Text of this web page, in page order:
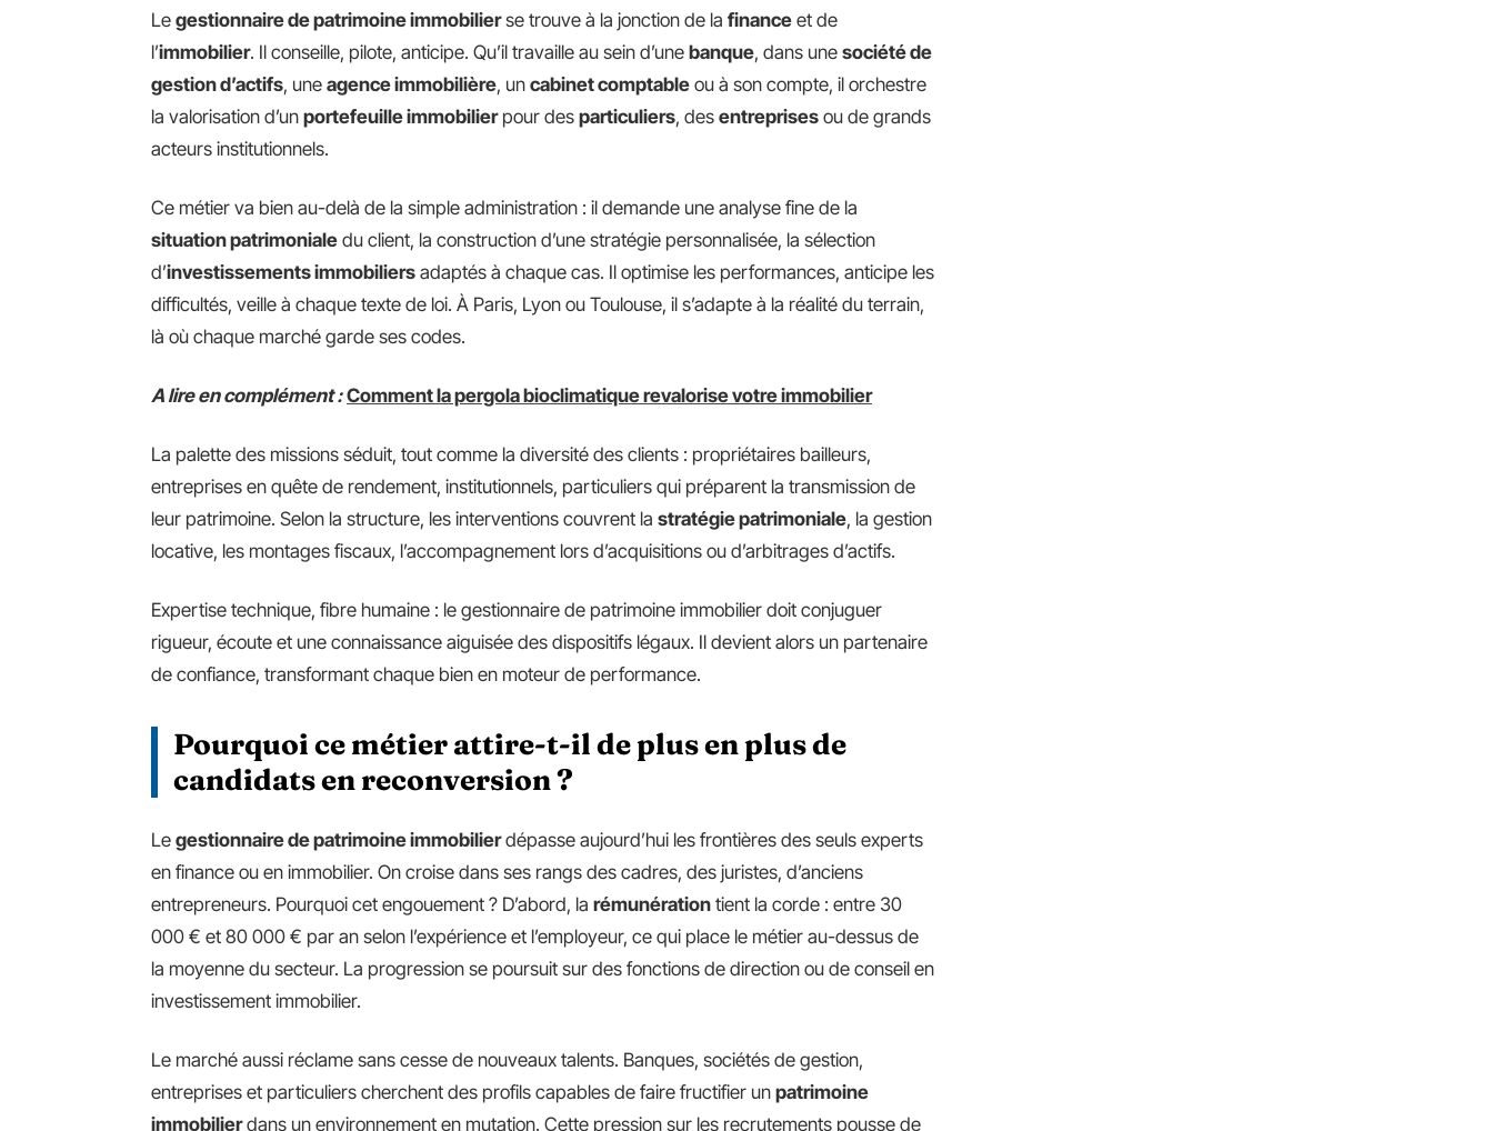
Le gestionnaire de patrimoine immobilierse trouve à la jonction de la finance et de
l’immobilier. Il conseille, pilote, anticipe. Qu’il travaille au sein d’une banque, dans une société de
gestion d’actifs, une agence immobilière, un cabinet comptable ou à son compte, il orchestre
la valorisation d’un portefeuille immobilierpour des particuliers, des entreprises ou de grands
acteurs institutionnels.
Ce métier va bien au-delà de la simple administration : il demande une analyse fine de la
situation patrimoniale du client, la construction d’une stratégie personnalisée, la sélection
d’investissements immobiliers adaptés à chaque cas. Il optimise les performances, anticipe les
difficultés, veille à chaque texte de loi. À Paris, Lyon ou Toulouse, il s’adapte à la réalité du terrain,
là où chaque marché garde ses codes.
A lire en complément : Comment la pergola bioclimatique revalorise votre immobilier
La palette des missions séduit, tout comme la diversité des clients : propriétaires bailleurs,
entreprises en quête de rendement, institutionnels, particuliers qui préparent la transmission de
leur patrimoine. Selon la structure, les interventions couvrent la stratégie patrimoniale, la gestion
locative, les montages fiscaux, l’accompagnement lors d’acquisitions ou d’arbitrages d’actifs.
Expertise technique, fibre humaine : le gestionnaire de patrimoine immobilier doit conjuguer
rigueur, écoute et une connaissance aiguisée des dispositifs légaux. Il devient alors un partenaire
de confiance, transformant chaque bien en moteur de performance.
Pourquoi ce métier attire-t-il de plus en plus de
candidats en reconversion ?
Le gestionnaire de patrimoine immobilierdépasse aujourd’hui les frontières des seuls experts
en finance ou en immobilier. On croise dans ses rangs des cadres, des juristes, d’anciens
entrepreneurs. Pourquoi cet engouement ? D’abord, la rémunération tient la corde : entre 30
000 € et 80 000 € par an selon l’expérience et l’employeur, ce qui place le métier au-dessus de
la moyenne du secteur. La progression se poursuit sur des fonctions de direction ou de conseil en
investissement immobilier.
Le marché aussi réclame sans cesse de nouveaux talents. Banques, sociétés de gestion,
entreprises et particuliers cherchent des profils capables de faire fructifier un patrimoine
immobilierdans un environnement en mutation. Cette pression sur les recrutements pousse de